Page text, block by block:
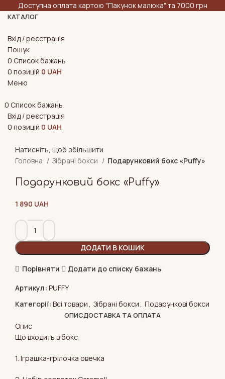
Доступна оплата картою "Пакунок малюка" та 7000 грн
КАТАЛОГ
Вхід / реєстрація
Пошук
0 Список бажань
0 позицій 0 UAH
Меню
0 Список бажань
Вхід / реєстрація
0 позицій 0 UAH
Натисніть, щоб збільшити
Головна
Зібрані бокси Подарунковий бокс «Puffy»
Подарунковий бокс «Puffy»
1 890 UAH
ДОДАТИ В КОШИК
Порівняти Додати до списку бажань
Артикул: PUFFY
Категорії: Всі товари, Зібрані бокси, Подарункові бокси
ОПИСДОСТАВКА ТА ОПЛАТА
Опис
Що входить в бокс:
1. Іграшка-грілочка овечка